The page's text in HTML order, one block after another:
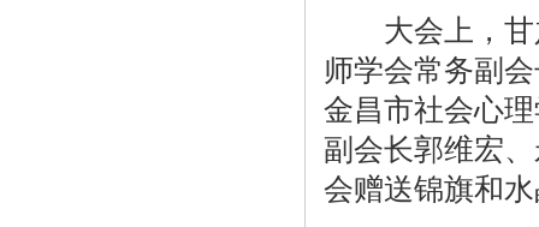
大会上，甘
师学会常务副
金昌市社会心
副会长郭维宏
会赠送锦旗和